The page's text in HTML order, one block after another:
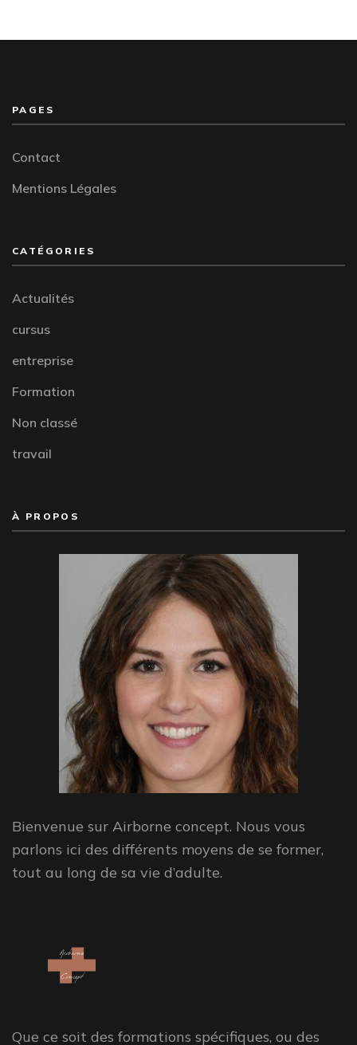
PAGES
Contact
Mentions Légales
CATÉGORIES
Actualités
cursus
entreprise
Formation
Non classé
travail
À PROPOS
Bienvenue sur Airborne concept. Nous vous
parlons ici des différents moyens de se former,
tout au long de sa vie d’adulte.
Que ce soit des formations spécifiques, ou des